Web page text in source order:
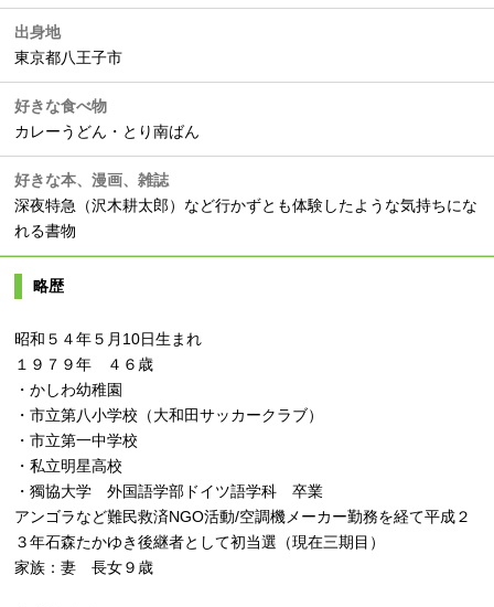
出身地
東京都八王子市
好きな食べ物
カレーうどん・とり南ばん
好きな本、漫画、雑誌
深夜特急（沢木耕太郎）など行かずとも体験したような気持ちにな
れる書物
略歴
昭和５４年５月10日生まれ
１９７９年 ４６歳
・かしわ幼稚園
・市立第八小学校（大和田サッカークラブ）
・市立第一中学校
・私立明星高校
・獨協大学 外国語学部ドイツ語学科 卒業
アンゴラなど難民救済NGO活動/空調機メーカー勤務を経て平成２
３年石森たかゆき後継者として初当選（現在三期目）
家族：妻 長女９歳